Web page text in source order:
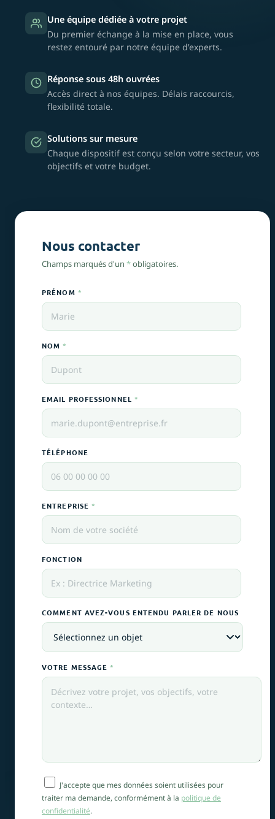
Une équipe dédiée à votre projet
Du premier échange à la mise en place, vous
restez entouré par notre équipe d'experts.
Réponse sous 48h ouvrées
Accès direct à nos équipes. Délais raccourcis,
flexibilité totale.
Solutions sur mesure
Chaque dispositif est conçu selon votre secteur, vos
objectifs et votre budget.
Nous contacter
Champs marqués d'un *obligatoires.
PRÉNOM *
NOM*
EMAIL PROFESSIONNEL *
TÉLÉPHONE
ENTREPRISE*
FONCTION
COMMENT AVEZ-VOUS ENTENDU PARLER DE NOUS
VOTRE MESSAGE*
J'accepte que mes données soient utilisées pour
traiter ma demande, conformément à la politique de
confidentialité.